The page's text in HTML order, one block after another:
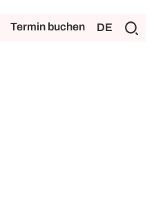
Termin buchen DE